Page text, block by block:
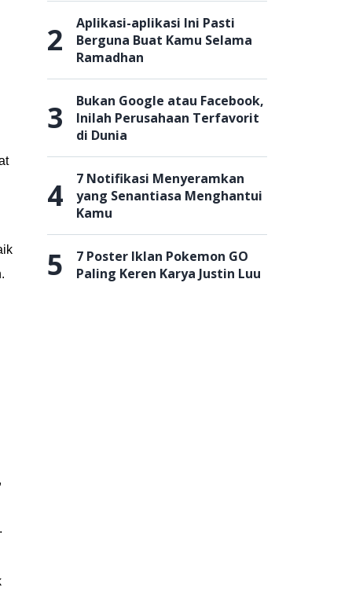
2
Aplikasi-aplikasi Ini Pasti
Berguna Buat Kamu Selama
Ramadhan
3
Bukan Google atau Facebook,
Inilah Perusahaan Terfavorit
di Dunia
4
7 Notifikasi Menyeramkan
yang Senantiasa Menghantui
Kamu
5
7 Poster Iklan Pokemon GO
Paling Keren Karya Justin Luu